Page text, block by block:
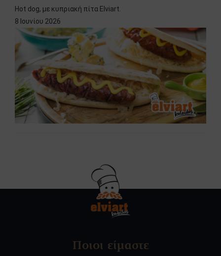
Hot dog, με κυπριακή πίτα Elviart.
8 Ιουνίου 2026
Ποιοι είμαστε